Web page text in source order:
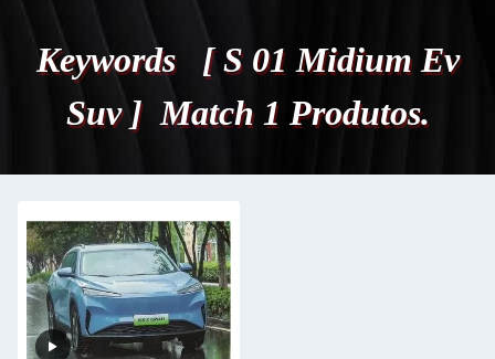
Keywords [ S 01 Midium Ev
Suv ] Match 1 Produtos.